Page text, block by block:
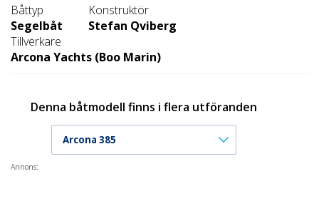
Båttyp
Segelbåt
Konstruktör
Stefan Qviberg
Tillverkare
Arcona Yachts (Boo Marin)
Denna båtmodell finns i flera utföranden
Arcona 385
Annons: